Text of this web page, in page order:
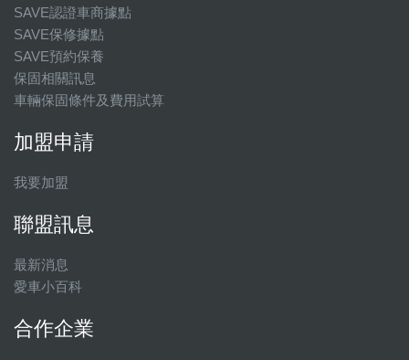
SAVE認證車商據點
SAVE保修據點
SAVE預約保養
保固相關訊息
車輛保固條件及費用試算
加盟申請
我要加盟
聯盟訊息
最新消息
愛車小百科
合作企業